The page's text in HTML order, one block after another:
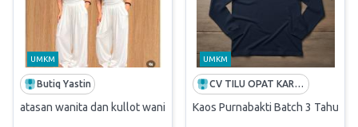
UMKM
Butiq Yastin
atasan wanita dan kullot wanita berwarna putih bersih dengan kain
UMKM
CV TILU OPAT KARSA RUPA
Kaos Purnabakti Batch 3 Tahun